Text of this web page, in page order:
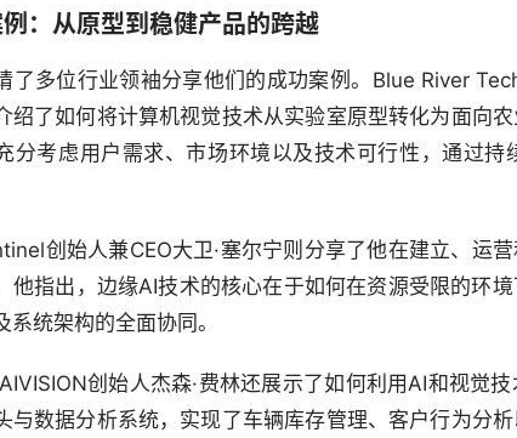
：从原型到稳健产品的跨越
了多位行业领袖分享他们的成功案例。Blue River
绍了如何将计算机视觉技术从实验室原型转化为面向
分考虑用户需求、市场环境以及技术可行性，通过
创始人兼CEO大卫·塞尔宁则分享了他在建立、运
他指出，边缘AI技术的核心在于如何在资源受限的环
系统架构的全面协同。
创始人杰森·费林还展示了如何利用AI和视觉
与数据分析系统，实现了车辆库存管理、客户行为分